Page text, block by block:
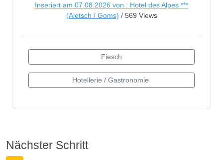
Inseriert am 07.08.2026 von : Hotel des Alpes ***
(Aletsch / Goms) / 569 Views
Nächster Schritt